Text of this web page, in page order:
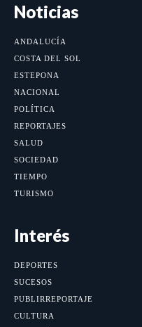
Noticias
ANDALUCÍA
COSTA DEL SOL
ESTEPONA
NACIONAL
POLÍTICA
REPORTAJES
SALUD
SOCIEDAD
TIEMPO
TURISMO
Interés
DEPORTES
SUCESOS
PUBLIRREPORTAJE
CULTURA